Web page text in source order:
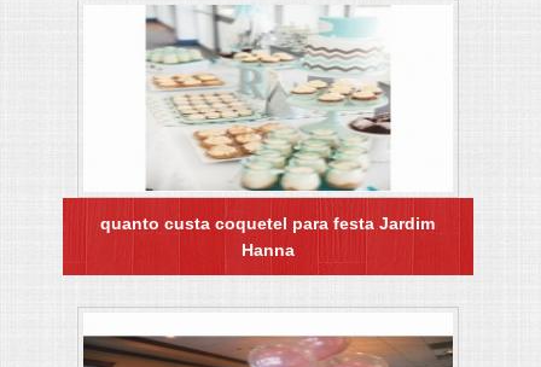
quanto custa coquetel para festa Jardim
Hanna